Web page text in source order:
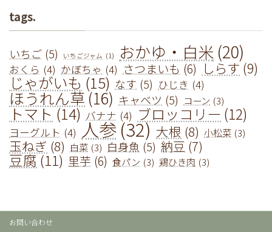
tags.
いちご (5) いちごジャム (1) おかゆ・白米 (20)
おくら (4) かぼちゃ (4) さつまいも (6) しらす(9)
じゃがいも (15) なす (5) ひじき (4)
ほうれん草(16) キャベツ (5) コーン (3)
トマト (14) バナナ (4) ブロッコリー (12)
ヨーグルト (4) 人参(32) 大根 (8) 小松菜 (3)
玉ねぎ (8) 白菜 (3) 白身魚 (5) 納豆 (7)
豆腐(11) 里芋 (6) 食パン (3) 鶏ひき肉 (3)
お問い合わせ